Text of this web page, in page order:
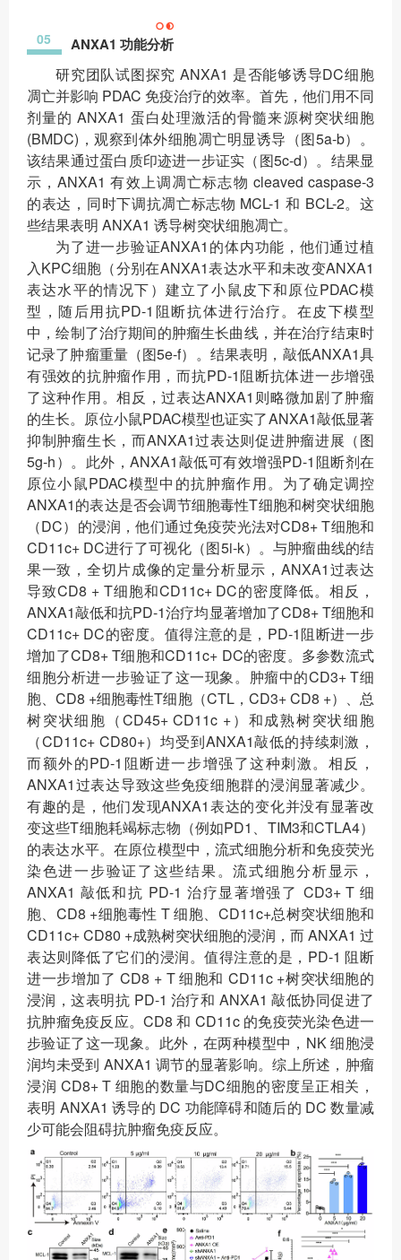
05 ANXA1 功能分析
研究团队试图探究 ANXA1 是否能够诱导DC细胞
凋亡并影响 PDAC 免疫治疗的效率。首先，他们用不同
剂量的 ANXA1 蛋白处理激活的骨髓来源树突状细胞
(BMDC)，观察到体外细胞凋亡明显诱导（图5a-b）。
该结果通过蛋白质印迹进一步证实（图5c-d）。结果显
示，ANXA1 有效上调凋亡标志物 cleaved caspase-3
的表达，同时下调抗凋亡标志物 MCL-1 和 BCL-2。这
些结果表明 ANXA1 诱导树突状细胞凋亡。
为了进一步验证ANXA1的体内功能，他们通过植
入KPC细胞（分别在ANXA1表达水平和未改变ANXA1
表达水平的情况下）建立了小鼠皮下和原位PDAC模
型，随后用抗PD-1阻断抗体进行治疗。在皮下模型
中，绘制了治疗期间的肿瘤生长曲线，并在治疗结束时
记录了肿瘤重量（图5e-f）。结果表明，敲低ANXA1具
有强效的抗肿瘤作用，而抗PD-1阻断抗体进一步增强
了这种作用。相反，过表达ANXA1则略微加剧了肿瘤
的生长。原位小鼠PDAC模型也证实了ANXA1敲低显著
抑制肿瘤生长，而ANXA1过表达则促进肿瘤进展（图
5g-h）。此外，ANXA1敲低可有效增强PD-1阻断剂在
原位小鼠PDAC模型中的抗肿瘤作用。为了确定调控
ANXA1的表达是否会调节细胞毒性T细胞和树突状细胞
（DC）的浸润，他们通过免疫荧光法对CD8+ T细胞和
CD11c+ DC进行了可视化（图5i-k）。与肿瘤曲线的结
果一致，全切片成像的定量分析显示，ANXA1过表达
导致CD8 + T细胞和CD11c+ DC的密度降低。相反，
ANXA1敲低和抗PD-1治疗均显著增加了CD8+ T细胞和
CD11c+ DC的密度。值得注意的是，PD-1阻断进一步
增加了CD8+ T细胞和CD11c+ DC的密度。多参数流式
细胞分析进一步验证了这一现象。肿瘤中的CD3+ T细
胞、CD8 +细胞毒性T细胞（CTL，CD3+ CD8 +）、总
树突状细胞（CD45+ CD11c +）和成熟树突状细胞
（CD11c+ CD80+）均受到ANXA1敲低的持续刺激，
而额外的PD-1阻断进一步增强了这种刺激。相反，
ANXA1过表达导致这些免疫细胞群的浸润显著减少。
有趣的是，他们发现ANXA1表达的变化并没有显著改
变这些T细胞耗竭标志物（例如PD1、TIM3和CTLA4）
的表达水平。在原位模型中，流式细胞分析和免疫荧光
染色进一步验证了这些结果。流式细胞分析显示，
ANXA1 敲低和抗 PD-1 治疗显著增强了 CD3+ T 细
胞、CD8 +细胞毒性 T 细胞、CD11c+总树突状细胞和
CD11c+ CD80 +成熟树突状细胞的浸润，而 ANXA1 过
表达则降低了它们的浸润。值得注意的是，PD-1 阻断
进一步增加了 CD8 + T 细胞和 CD11c +树突状细胞的
浸润，这表明抗 PD-1 治疗和 ANXA1 敲低协同促进了
抗肿瘤免疫反应。CD8 和 CD11c 的免疫荧光染色进一
步验证了这一现象。此外，在两种模型中，NK 细胞浸
润均未受到 ANXA1 调节的显著影响。综上所述，肿瘤
浸润 CD8+ T 细胞的数量与DC细胞的密度呈正相关，
表明 ANXA1 诱导的 DC 功能障碍和随后的 DC 数量减
少可能会阻碍抗肿瘤免疫反应。